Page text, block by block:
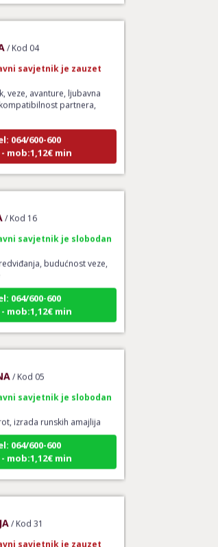
veze, avanture, ljubavna
partnera,
064/600-600
- mob:1,12€ min
budućnost veze,
064/600-600
- mob:1,12€ min
izrada runskih amajlija
064/600-600
- mob:1,12€ min